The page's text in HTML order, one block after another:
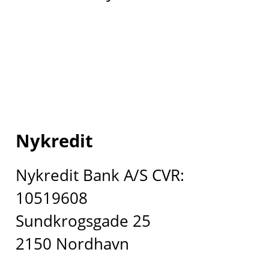
Nykredit
Nykredit Bank A/S CVR:
10519608
Sundkrogsgade 25
2150 Nordhavn